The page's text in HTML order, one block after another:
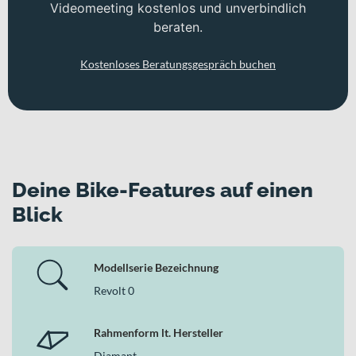
Videomeeting kostenlos und unverbindlich
beraten.
Kostenloses Beratungsgespräch buchen
Deine Bike-Features auf einen
Blick
Modellserie Bezeichnung
Revolt 0
Rahmenform lt. Hersteller